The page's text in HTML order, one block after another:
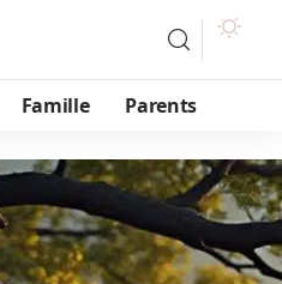
Famille Parents